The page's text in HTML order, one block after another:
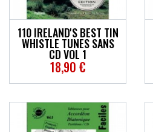
110 IRELAND'S BEST TIN
WHISTLE TUNES SANS
CD VOL 1
18,90 €